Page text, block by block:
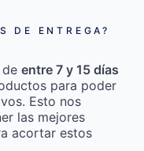
DE ENTREGA?
entre 7 y 15 días
para poder
Esto nos
las mejores
acortar estos